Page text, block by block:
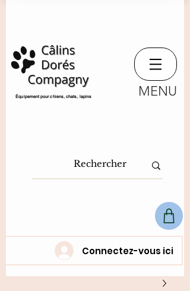
​Équipement pour chiens, chats, lapins MENU
Connectez-vous ici